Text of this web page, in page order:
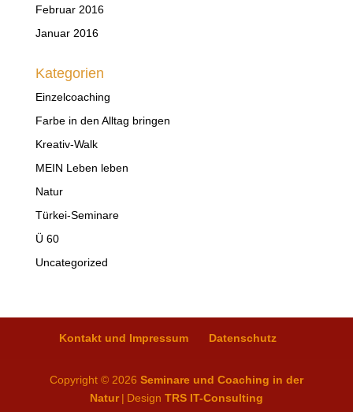
Februar 2016
Januar 2016
Kategorien
Einzelcoaching
Farbe in den Alltag bringen
Kreativ-Walk
MEIN Leben leben
Natur
Türkei-Seminare
Ü 60
Uncategorized
Kontakt und Impressum Datenschutz
Copyright © 2026 Seminare und Coaching in der
Natur | Design TRS IT-Consulting